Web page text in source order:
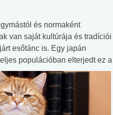
és normaként
van saját kultúrája és tradíciói
esőtánc is. Egy japán
populációban elterjedt ez a